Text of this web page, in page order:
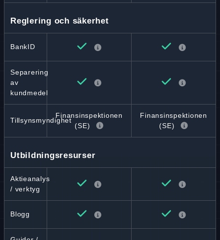
Reglering och säkerhet
BankID
Separering
av
kundmedel
Tillsynsmyndighet
Finansinspektionen
(SE)
Finansinspektionen
(SE)
Utbildningsresurser
Aktieanalys
/ verktyg
Blogg